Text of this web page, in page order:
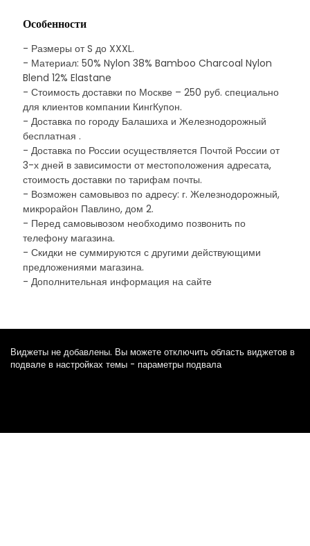
Особенности
- Размеры от S до XXXL.
- Материал: 50% Nylon 38% Bamboo Charcoal Nylon
Blend 12% Elastane
- Стоимость доставки по Москве – 250 руб. специально
для клиентов компании КингКупон.
- Доставка по городу Балашиха и Железнодорожный
бесплатная .
- Доставка по России осуществляется Почтой России от
3-х дней в зависимости от местоположения адресата,
стоимость доставки по тарифам почты.
- Возможен самовывоз по адресу: г. Железнодорожный,
микрорайон Павлино, дом 2.
- Перед самовывозом необходимо позвонить по
телефону магазина.
- Скидки не суммируются с другими действующими
предложениями магазина.
- Дополнительная информация на сайте
Виджеты не добавлены. Вы можете отключить область виджетов в
подвале в настройках темы - параметры подвала